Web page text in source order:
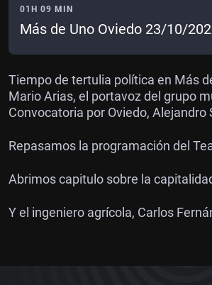
01H 09 MIN
Más de Uno Oviedo 23/10/
Tiempo de tertulia política en Más
Mario Arias, el portavoz del grupo
Convocatoria por Oviedo,
Repasamos la programación del
Abrimos capitulo sobre la
Y el ingeniero agrícola, Carlos